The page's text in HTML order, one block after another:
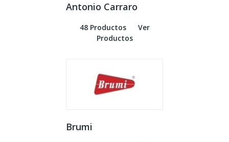
Antonio Carraro
48 Productos
Ver
Productos
Brumi